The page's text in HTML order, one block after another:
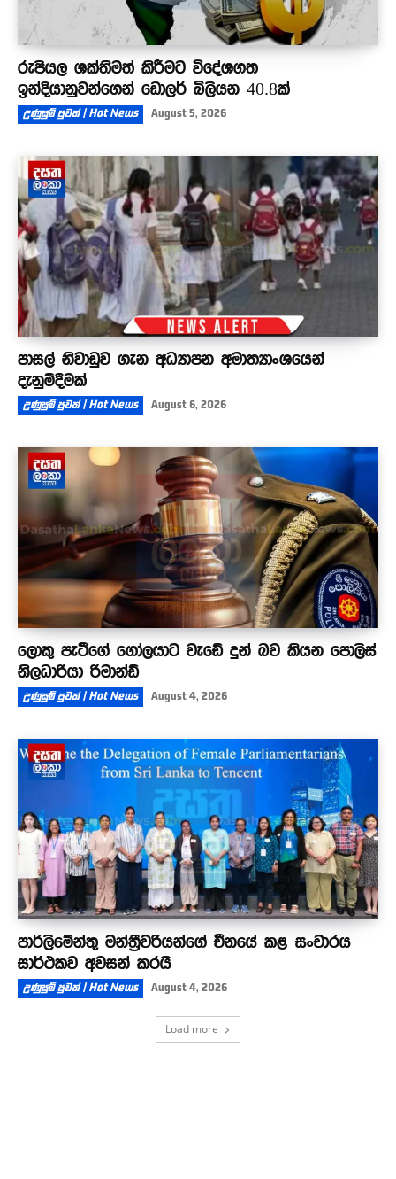
රුපියල ශක්තිමත් කිරීමට විදේශගත
ඉන්දියානුවන්ගෙන් ඩොලර් බිලියන 40.8ක්
උණුසුම් පුවත් | Hot News August 5, 2026
පාසල් නිවාඩුව ගැන අධ්‍යාපන අමාත්‍යාංශයෙන්
දැනුම්දීමක්
උණුසුම් පුවත් | Hot News August 6, 2026
ලොකු පැටීගේ ගෝලයාට වැඩේ දුන් බව කියන පොලිස්
නිලධාරියා රිමාන්ඩ්
උණුසුම් පුවත් | Hot News August 4, 2026
පාර්ලිමේන්තු මන්ත්‍රීවරියන්ගේ චීනයේ කළ සංචාරය
සාර්ථකව අවසන් කරයි
උණුසුම් පුවත් | Hot News August 4, 2026
Load more